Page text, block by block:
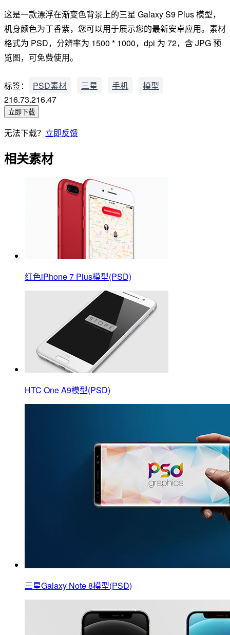
这是一款漂浮在渐变色背景上的三星 Galaxy S9 Plus 模型，
机身颜色为丁香紫，您可以用于展示您的最新安卓应用。素材
格式为 PSD，分辨率为 1500 * 1000，dpi 为 72，含 JPG 预
览图，可免费使用。
标签： PSD素材 三星 手机
模型
216.73.216.47
立即下载
无法下载？ 立即反馈
相关素材
红色iPhone 7 Plus模型(PSD)
HTC One A9模型(PSD)
三星Galaxy Note 8模型(PSD)